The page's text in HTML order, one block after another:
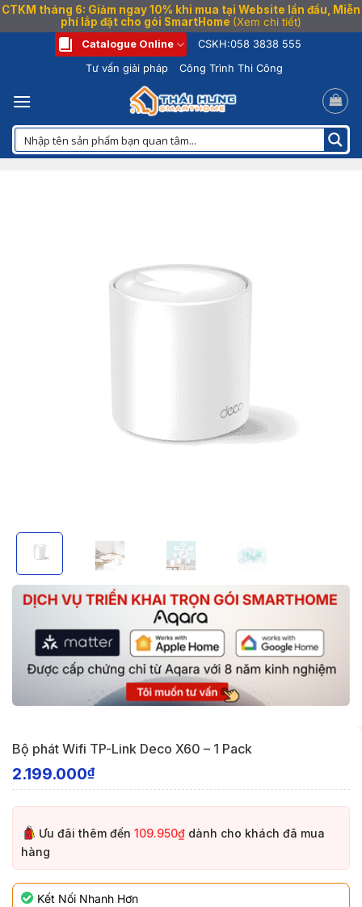
CTKM tháng 6: Giảm ngay 10% khi mua tại Website lần đầu, Miễn
phí lắp đặt cho gói SmartHome (Xem chi tiết)
dung
Catalogue Online CSKH:058 3838 555
Tư vấn giải pháp
Công Trình Thi Công
Bộ phát Wifi TP-Link Deco X60 – 1 Pack
2.199.000₫
Ưu đãi thêm đến 109.950₫ dành cho khách đã mua
hàng
Kết Nối Nhanh Hơn